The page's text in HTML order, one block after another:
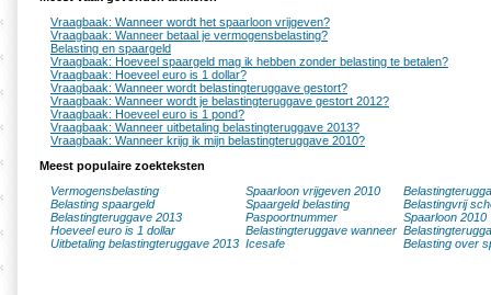
Vraagbaak: Wanneer wordt het spaarloon vrijgeven?
Vraagbaak: Wanneer betaal je vermogensbelasting?
Belasting en spaargeld
Vraagbaak: Hoeveel spaargeld mag ik hebben zonder belasting te betalen?
Vraagbaak: Hoeveel euro is 1 dollar?
Vraagbaak: Wanneer wordt belastingteruggave gestort?
Vraagbaak: Wanneer wordt je belastingteruggave gestort 2012?
Vraagbaak: Hoeveel euro is 1 pond?
Vraagbaak: Wanneer uitbetaling belastingteruggave 2013?
Vraagbaak: Wanneer krijg ik mijn belastingteruggave 2010?
Meest populaire zoekteksten
Vermogensbelasting
Spaarloon vrijgeven 2010
Belasting spaargeld
Spaargeld belasting
Belastingvrij
Belastingteruggave 2013
Paspoortnummer
Spaarloon 2010
Hoeveel euro is 1 dollar
Belastingteruggave wanneer
Uitbetaling belastingteruggave 2013 Icesafe Belasting over